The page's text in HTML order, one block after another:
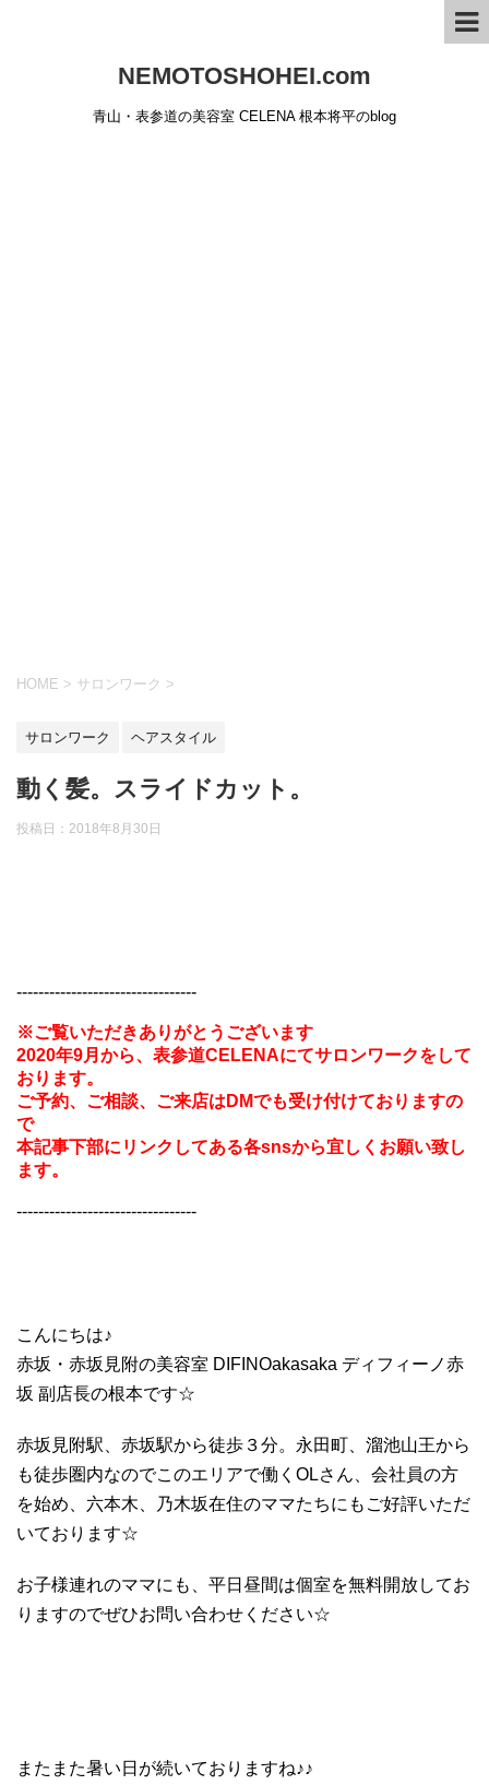
NEMOTOSHOHEI.com
青山・表参道の美容室 CELENA 根本将平のblog
HOME > サロンワーク >
サロンワーク ヘアスタイル
動く髪。スライドカット。
投稿日： 2018年8月30日
---------------------------------
※ご覧いただきありがとうございます
2020年9月から、表参道CELENAにてサロンワークをして
おります。
ご予約、ご相談、ご来店はDMでも受け付けておりますの
で
本記事下部にリンクしてある各snsから宜しくお願い致し
ます。
---------------------------------
こんにちは♪
赤坂・赤坂見附の美容室 DIFINOakasaka ディフィーノ赤
坂 副店長の根本です☆
赤坂見附駅、赤坂駅から徒歩３分。永田町、溜池山王から
も徒歩圏内なのでこのエリアで働くOLさん、会社員の方
を始め、六本木、乃木坂在住のママたちにもご好評いただ
いております☆
お子様連れのママにも、平日昼間は個室を無料開放してお
りますのでぜひお問い合わせください☆
またまた暑い日が続いておりますね♪♪